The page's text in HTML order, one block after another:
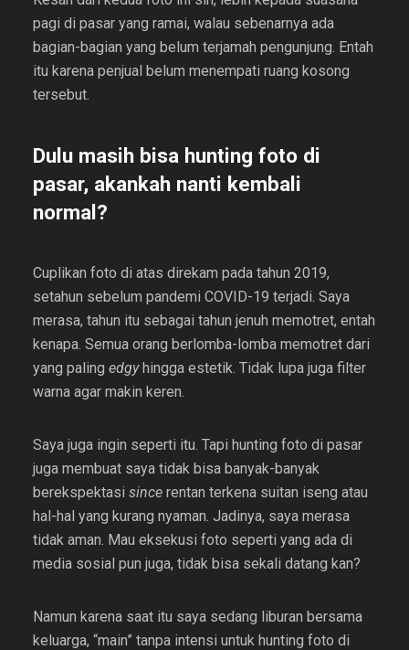
pagi di pasar yang ramai, walau sebenarnya ada
bagian-bagian yang belum terjamah pengunjung. Entah
itu karena penjual belum menempati ruang kosong
tersebut.
Dulu masih bisa hunting foto di
pasar, akankah nanti kembali
normal?
Cuplikan foto di atas direkam pada tahun 2019,
setahun sebelum pandemi COVID-19 terjadi. Saya
merasa, tahun itu sebagai tahun jenuh memotret, entah
kenapa. Semua orang berlomba-lomba memotret dari
yang paling edgyhingga estetik. Tidak lupa juga filter
warna agar makin keren.
Saya juga ingin seperti itu. Tapi hunting foto di pasar
juga membuat saya tidak bisa banyak-banyak
berekspektasi since rentan terkena suitan iseng atau
hal-hal yang kurang nyaman. Jadinya, saya merasa
tidak aman. Mau eksekusi foto seperti yang ada di
media sosial pun juga, tidak bisa sekali datang kan?
Namun karena saat itu saya sedang liburan bersama
keluarga, “main” tanpa intensi untuk hunting foto di